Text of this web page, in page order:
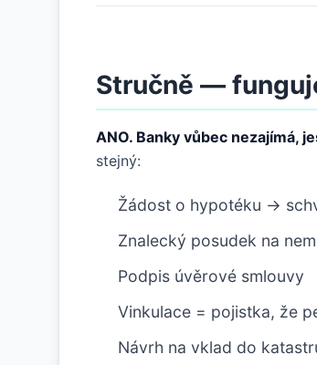
Stručně —
ANO. Banky vůbec nezajímá,
stejný:
Žádost o hypotéku →
Znalecký posudek na
Podpis úvěrové smlouvy
Vinkulace = pojistka, že
Návrh na vklad do